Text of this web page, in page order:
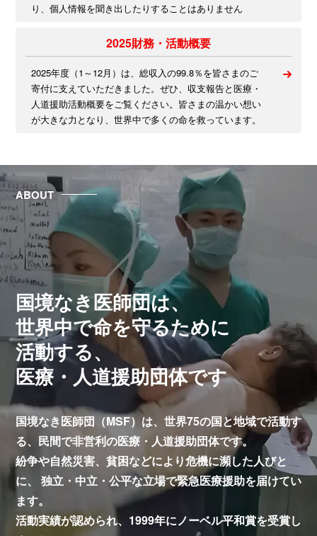
り、個人情報を聞き出したりすることはありません
2025財務・活動概要
2025年度（1～12月）は、総収入の99.8％を皆さまのご
寄付に支えていただきました。ぜひ、収支報告と医療・
人道援助活動概要をご覧ください。皆さまの温かい想い
が大きな力となり、世界中で多くの命を救っています。
ABOUT
国境なき医師団は、
世界中で命を守るために
活動する、
医療・人道援助団体です
国境なき医師団（MSF）は、世界75の国と地域で活動す
る、 民間で非営利の医療・人道援助団体です。
紛争や自然災害、貧困などにより危機に瀕した人びと
に、
独立・中立・公平な立場で緊急医療援助を届けてい
ます。
活動実績が認められ、1999年にノーベル平和賞を受賞し